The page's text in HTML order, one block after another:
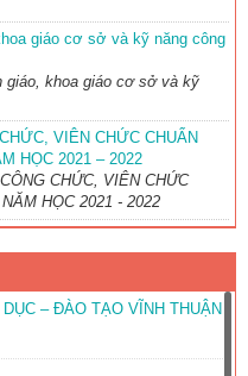
giáo cơ sở và kỹ năng công
giáo, khoa giáo cơ sở và kỹ
VIÊN CHỨC CHUẨN
HỌC 2021 – 2022
CHỨC, VIÊN CHỨC
HỌC 2021 - 2022
– ĐÀO TẠO VĨNH THUẬN